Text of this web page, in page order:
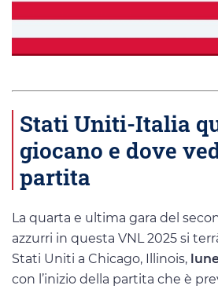
Stati Uniti-Italia
giocano e dove
partita
La quarta e ultima gara del
azzurri in questa VNL 2025 si
Stati Uniti a Chicago, Illinois,
con l’inizio della partita che è